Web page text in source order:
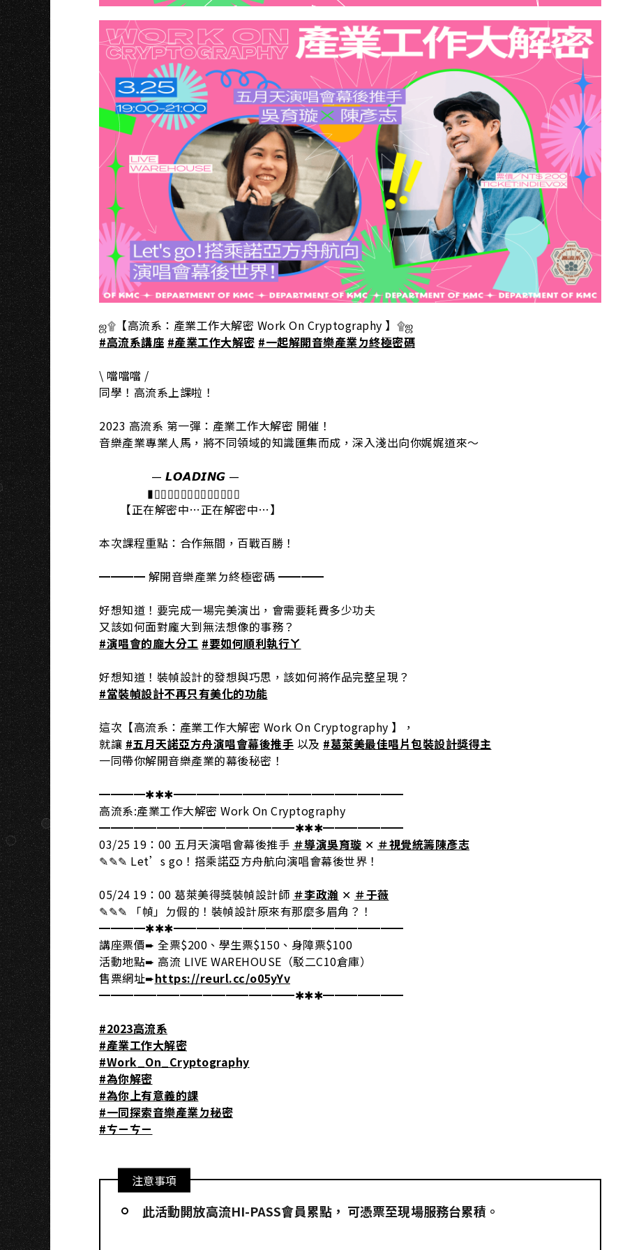
ஜ۩【高流系：產業工作大解密 Work On Cryptography 】۩ஜ
#高流系講座 #產業工作大解密 #一起解開音樂產業ㄉ終極密碼
\ 噹噹噹 /
同學！高流系上課啦！
2023 高流系 第一彈：產業工作大解密 開催！
音樂產業專業人馬，將不同領域的知識匯集而成，深入淺出向你娓娓道來～
​ ​ — 𝙇𝙊𝘼𝘿𝙄𝙉𝙂 —​
​ ​ ▮▯▯▯▯▯▯▯▯▯▯​▯▯​▯​
​ ​ 【正在解密中…正在解密中…】​
本次課程重點：合作無間，百戰百勝！
━━━━ 解開音樂產業ㄉ終極密碼 ━━━━
好想知道！要完成一場完美演出，會需要耗費多少功夫
又該如何面對龐大到無法想像的事務？
#演唱會的龐大分工 #要如何順利執行ㄚ
好想知道！裝幀設計的發想與巧思，該如何將作品完整呈現？
#當裝幀設計不再只有美化的功能
這次【高流系：產業工作大解密 Work On Cryptography 】，
就讓 #五月天諾亞方舟演唱會幕後推手 以及 #葛萊美最佳唱片包裝設計獎得主
一同帶你解開音樂產業的幕後秘密！
━━━━✱✱✱━━━━━━━━━━━━━━━━━━━━
高流系:產業工作大解密 Work On Cryptography
━━━━━━━━━━━━━━━━━✱✱✱━━━━━━━
03/25 19：00 五月天演唱會幕後推手 ＃導演吳育璇 ✕ ＃視覺統籌陳彥志
✎✎✎ Let’s go！搭乘諾亞方舟航向演唱會幕後世界！
05/24 19：00 葛萊美得獎裝幀設計師 ＃李政瀚 ✕ ＃于薇
✎✎✎ 「幀」ㄉ假的！裝幀設計原來有那麼多眉角？！
━━━━✱✱✱━━━━━━━━━━━━━━━━━━━━
講座票價➨ 全票$200、學生票$150、身障票$100
活動地點➨ 高流 LIVE WAREHOUSE（駁二C10倉庫）
售票網址➨https://reurl.cc/o05yYv
━━━━━━━━━━━━━━━━━✱✱✱━━━━━━━
#2023高流系
#產業工作大解密
#Work_On_Cryptography
#為你解密
#為你上有意義的課
#一同探索音樂產業ㄉ秘密
#ㄘㄧㄘㄧ
注意事項
此活動開放高流HI-PASS會員累點，​ 可憑票至現場服務台累積。